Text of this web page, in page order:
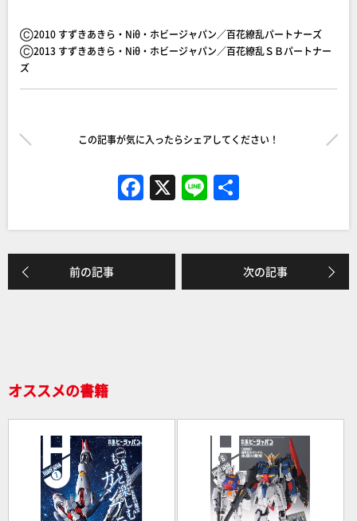
Ⓒ2010 すずきあきら・Niθ・ホビージャパン／百花繚乱パートナーズ
Ⓒ2013 すずきあきら・Niθ・ホビージャパン／百花繚乱ＳＢパートナー
ズ
この記事が気に入ったらシェアしてください！
F
a
c
e
b
X Li
n
e
前の記事 次の記事
オススメの書籍